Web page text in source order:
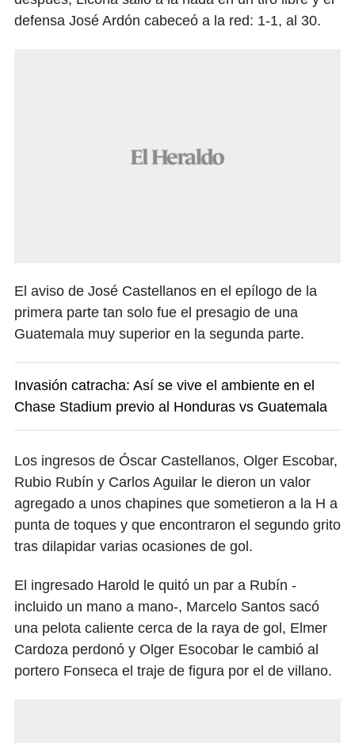
defensa José Ardón cabeceó a la red: 1-1, al 30.
El aviso de José Castellanos en el epílogo de la
primera parte tan solo fue el presagio de una
Guatemala muy superior en la segunda parte.
Invasión catracha: Así se vive el ambiente en el
Chase Stadium previo al Honduras vs Guatemala
Los ingresos de Óscar Castellanos, Olger Escobar,
Rubio Rubín y Carlos Aguilar le dieron un valor
agregado a unos chapines que sometieron a la H a
punta de toques y que encontraron el segundo grito
tras dilapidar varias ocasiones de gol.
El ingresado Harold le quitó un par a Rubín -
incluido un mano a mano-, Marcelo Santos sacó
una pelota caliente cerca de la raya de gol, Elmer
Cardoza perdonó y Olger Esocobar le cambió al
portero Fonseca el traje de figura por el de villano.